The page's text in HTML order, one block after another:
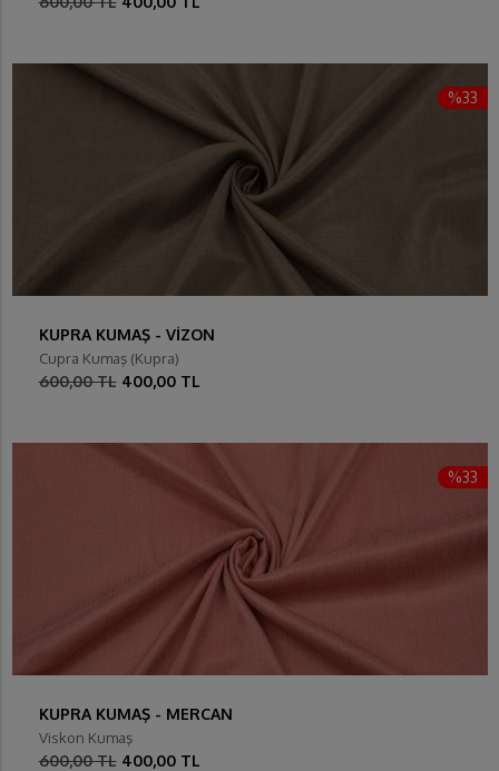
%33
KUPRA KUMAŞ - VİZON
Cupra Kumaş (Kupra)
600,00 TL 400,00 TL
%33
KUPRA KUMAŞ - MERCAN
Viskon Kumaş
600,00 TL 400,00 TL